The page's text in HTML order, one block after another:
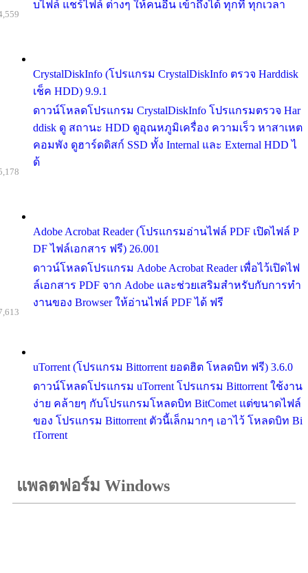
บไฟล์ แชร์ไฟล์ ต่างๆ ให้คนอื่น เข้าถึงได้ ทุกที่ ทุกเวลา
CrystalDiskInfo (โปรแกรม CrystalDiskInfo ตรวจ Harddisk
เช็ค HDD) 9.9.1
ดาวน์โหลดโปรแกรม CrystalDiskInfo โปรแกรมตรวจ Har
ddisk ดู สถานะ HDD ดูอุณหภูมิเครื่อง ความเร็ว หาสาเหต
คอมพัง ดูฮาร์ดดิสก์ SSD ทั้ง Internal และ External HDD ไ
ด้
Adobe Acrobat Reader (โปรแกรมอ่านไฟล์ PDF เปิดไฟล์ P
DF ไฟล์เอกสาร ฟรี) 26.001
ดาวน์โหลดโปรแกรม Adobe Acrobat Reader เพื่อไว้เปิดไฟ
ล์เอกสาร PDF จาก Adobe และช่วยเสริมสำหรับกับการทำ
งานของ Browser ให้อ่านไฟล์ PDF ได้ ฟรี
uTorrent (โปรแกรม Bittorrent ยอดฮิต โหลดบิท ฟรี) 3.6.0
ดาวน์โหลดโปรแกรม uTorrent โปรแกรม Bittorrent ใช้งาน
ง่าย คล้ายๆ กับโปรแกรมโหลดบิท BitComet แต่ขนาดไฟล์
ของ โปรแกรม Bittorrent ตัวนี้เล็กมากๆ เอาไว้ โหลดบิท Bi
tTorrent
แพลตฟอร์ม Windows